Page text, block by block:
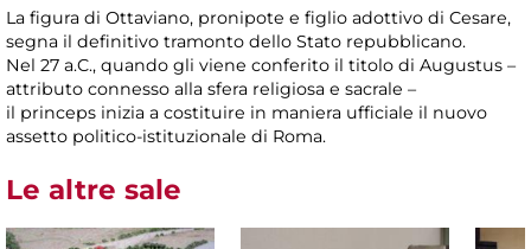
La figura di Ottaviano, pronipote e figlio adottivo di Cesare,
segna il definitivo tramonto dello Stato repubblicano.
Nel 27 a.C., quando gli viene conferito il titolo di Augustus –
attributo connesso alla sfera religiosa e sacrale –
il princeps inizia a costituire in maniera ufficiale il nuovo
assetto politico-istituzionale di Roma.
Le altre sale